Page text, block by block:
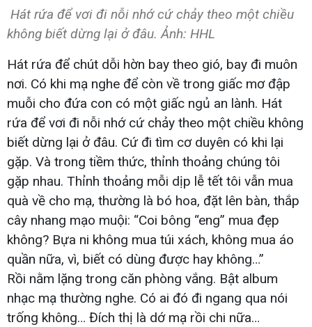
Hát rứa để vơi đi nỗi nhớ cứ chảy theo một chiều
không biết dừng lại ở đâu. Ảnh: HHL
Hát rứa để chút dỗi hờn bay theo gió, bay đi muôn
nơi. Có khi mạ nghe để còn về trong giấc mơ đập
muỗi cho đứa con có một giấc ngủ an lành. Hát
rứa để vơi đi nỗi nhớ cứ chảy theo một chiều không
biết dừng lại ở đâu. Cứ đi tìm cơ duyên có khi lại
gặp. Và trong tiềm thức, thỉnh thoảng chúng tôi
gặp nhau. Thỉnh thoảng mỗi dịp lễ tết tôi vẫn mua
quà về cho mạ, thường là bó hoa, đặt lên bàn, thắp
cây nhang mạo muội: “Coi bông “eng” mua đẹp
không? Bựa ni không mua túi xách, không mua áo
quần nữa, vì, biết có dùng được hay không…”
Rồi nằm lặng trong căn phòng vắng. Bật album
nhạc mạ thường nghe. Có ai đó đi ngang qua nói
trống không… Đích thị là dớ mạ rồi chi nữa…